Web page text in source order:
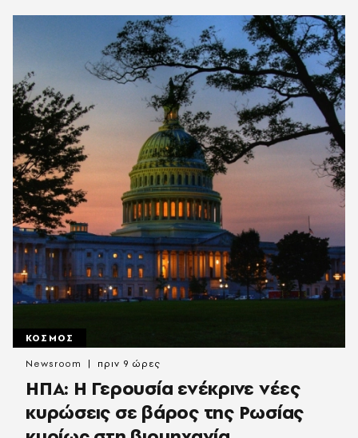
ΚΟΣΜΟΣ
ΗΠΑ: Η Γερουσία ενέκρινε νέες
κυρώσεις σε βάρος της Ρωσίας
Newsroom πριν 9 ώρες